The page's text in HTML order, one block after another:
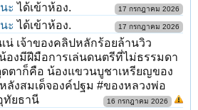
ะ ได้เข้าห้อง. 17 กรกฎาคม 2026
ะ ได้เข้าห้อง. 17 กรกฎาคม 2026
เน่ เจ้าของคลิปหลักร้อยล้านวิว
น้องมีฝีมือการเล่นดนตรีที่ไม่ธรรมดา
ตาก็คือ น้องแขวนบูชาเหรียญของ
งสมเด็จองค์ปฐม #ของหลวงพ่อ
ทัยธานี
16 กรกฎาคม 2026